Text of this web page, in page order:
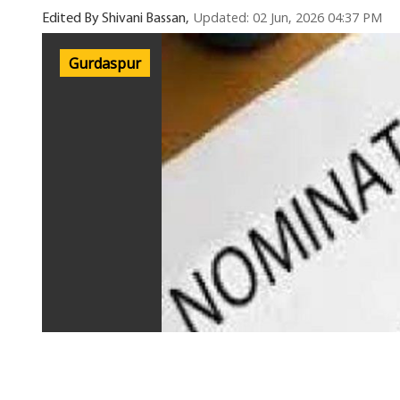
Edited By Shivani Bassan, Updated: 02 Jun, 2026 04:37 PM
Gurdaspur